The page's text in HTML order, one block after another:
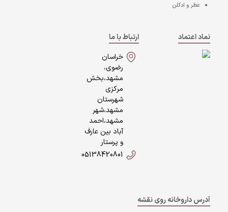
عطر و ادکلن
نماد اعتماد
ارتباط با ما
خراسان
رضوی،
مشهد،بخش
مرکزی
شهرستان
مشهد،شهر
مشهد،احمد
آباد بین عارف
و پرستار
05138420801
آدرس داروخانه روی نقشه